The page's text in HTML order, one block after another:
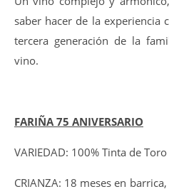
saber hacer de la experiencia
tercera generación de la
vino.
FARIÑA 75 ANIVERSARIO
VARIEDAD: 100% Tinta de Toro
CRIANZA: 18 meses en